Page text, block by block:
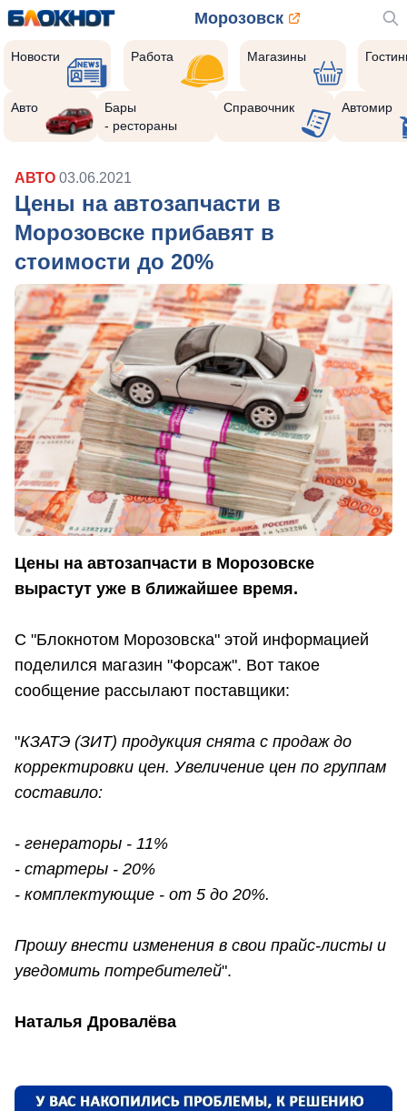
Морозовск
Новости Работа Магазины
Авто
Бары
- рестораны
Справочник Автомир
АВТО 03.06.2021
Цены на автозапчасти в
Морозовске прибавят в
стоимости до 20%
Цены на автозапчасти в Морозовске
вырастут уже в ближайшее время.
С "Блокнотом Морозовска" этой информацией
поделился магазин "Форсаж". Вот такое
сообщение рассылают поставщики:
"КЗАТЭ (ЗИТ) продукция снята с продаж до
корректировки цен. Увеличение цен по группам
составило:
- генераторы - 11%
- стартеры - 20%
- комплектующие - от 5 до 20%.
Прошу внести изменения в свои прайс-листы и
уведомить потребителей".
Наталья Дровалёва